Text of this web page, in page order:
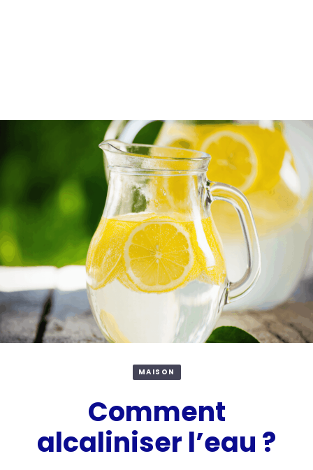
MAISON
Comment
alcaliniser l’eau ?